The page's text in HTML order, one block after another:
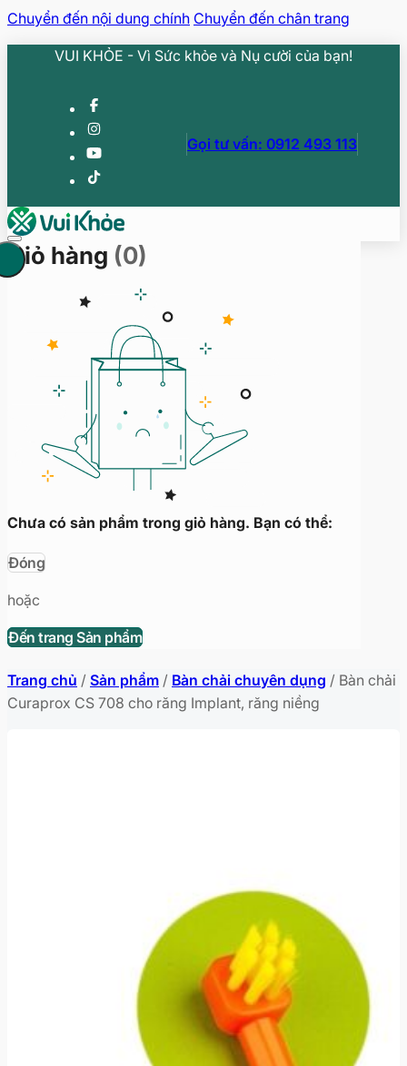
Chuyển đến nội dung chính Chuyển đến chân trang
VUI KHỎE - Vì Sức khỏe và Nụ cười của bạn!
Gọi tư vấn: 0912 493 113
Giỏ hàng (0)
Chưa có sản phẩm trong giỏ hàng. Bạn có thể:
Đóng
hoặc
Đến trang Sản phẩm
Trang chủ / Sản phẩm / Bàn chải chuyên dụng / Bàn chải
Curaprox CS 708 cho răng Implant, răng niềng